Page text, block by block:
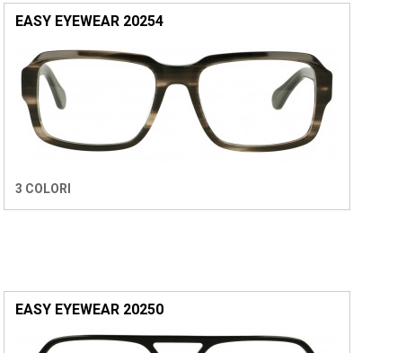
EASY EYEWEAR 20254
3 COLORI
EASY EYEWEAR 20250